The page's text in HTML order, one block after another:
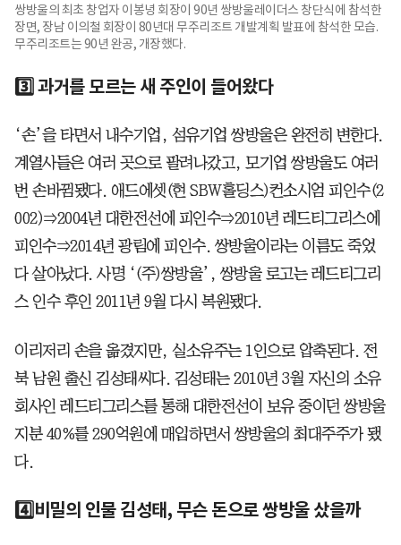
쌍방울의 최초 창업자 이봉녕 회장이 90년 쌍방울레이더스 창단식에 참석한
장면, 장남 이의철 회장이 80년대 무주리조트 개발계획 발표에 참석한 모습.
무주리조트는 90년 완공, 개장했다.
3️⃣ 과거를 모르는 새 주인이 들어왔다
‘손’을 타면서 내수기업, 섬유기업 쌍방울은 완전히 변한다.
계열사들은 여러 곳으로 팔려나갔고, 모기업 쌍방울도 여러
번 손바뀜됐다. 애드에셋(현 SBW홀딩스)컨소시엄 피인수(2
002)⇒2004년 대한전선에 피인수⇒2010년 레드티그리스에
피인수⇒2014년 광림에 피인수. 쌍방울이라는 이름도 죽었
다 살아났다. 사명 ‘(주)쌍방울’, 쌍방울 로고는 레드티그리
스 인수 후인 2011년 9월 다시 복원됐다.
이리저리 손을 옮겼지만, 실소유주는 1인으로 압축된다. 전
북 남원 출신 김성태씨다. 김성태는 2010년 3월 자신의 소유
회사인 레드티그리스를 통해 대한전선이 보유 중이던 쌍방울
지분 40%를 290억원에 매입하면서 쌍방울의 최대주주가 됐
다.
4️⃣비밀의 인물 김성태, 무슨 돈으로 쌍방울 샀을까